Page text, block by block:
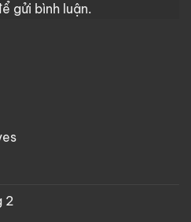
gửi bình luận.
2